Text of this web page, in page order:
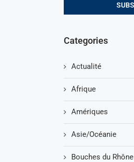
Categories
Actualité
Afrique
Amériques
Asie/Océanie
Bouches du Rhône